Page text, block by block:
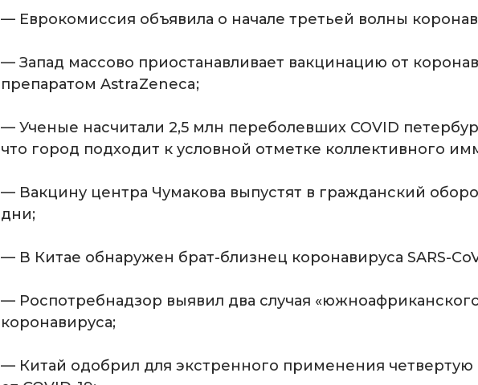
— Еврокомиссия объявила о начале третьей волны
— Запад массово приостанавливает вакцинацию от
препаратом AstraZeneca;
— Ученые насчитали 2,5 млн переболевших COVID
что город подходит к условной отметке коллективного
— Вакцину центра Чумакова выпустят в гражданский
дни;
— В Китае обнаружен брат-близнец коронавируса SARS-
— Роспотребнадзор выявил два случая
коронавируса;
— Китай одобрил для экстренного применения четвертую